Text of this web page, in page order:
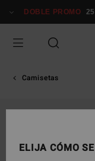
información
DOBLE PROMO
Camisetas
ELIJA CÓMO